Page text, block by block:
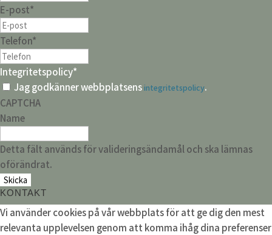
E-post*
Telefon*
Integritetspolicy*
Jag godkänner webbplatsensintegritetspolicy.
CAPTCHA
Name
Detta fält används för valideringsändamål och ska lämnas
oförändrat.
KONTAKT
Vi använder cookies på vår webbplats för att ge dig den mest
relevanta upplevelsen genom att komma ihåg dina preferenser